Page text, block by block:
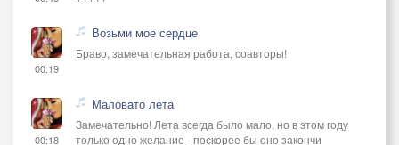
00:19
Возьми мое сердце
Браво, замечательная работа, соавторы!
00:18
Маловато лета
Замечательно! Лета всегда было мало, но в этом году
только одно желание - поскорее бы оно закончи